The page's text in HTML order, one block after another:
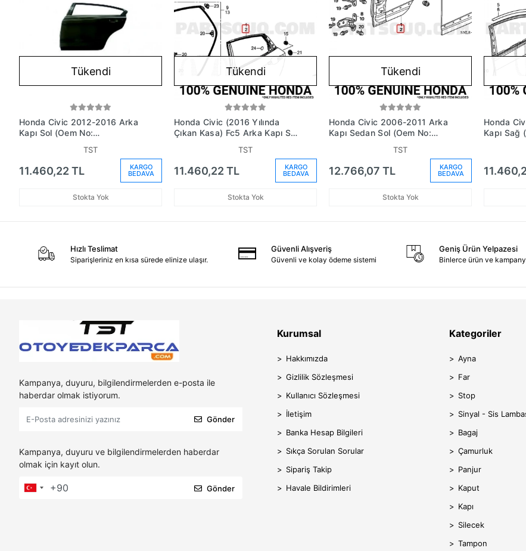
Tükendi
Honda Civic 2012-2016 Arka
Kapı Sol (Oem No:
TST
11.460,22 TL KARGO
BEDAVA
Stokta Yok
Tükendi
Honda Civic (2016 Yılında
Çıkan Kasa) Fc5 Arka Kapı Sol
TST
11.460,22 TL KARGO
BEDAVA
Stokta Yok
Tükendi
Honda Civic 2006-2011 Arka
Kapı Sedan Sol (Oem No:
TST
12.766,07 TL KARGO
BEDAVA
Stokta Yok
Honda
Kapı Sağ
Hızlı Teslimat
Siparişleriniz en kısa sürede elinize ulaşır.
Güvenli Alışveriş
Güvenli ve kolay ödeme sistemi
Geniş Ürün Yelpazesi
Binlerce ürün ve
Kampanya, duyuru, bilgilendirmelerden e-posta ile
haberdar olmak istiyorum.
Gönder
Kampanya, duyuru ve bilgilendirmelerden haberdar
olmak için kayıt olun.
Gönder
Kurumsal
Hakkımızda
Gizlilik Sözleşmesi
Kullanıcı Sözleşmesi
İletişim
Banka Hesap Bilgileri
Sıkça Sorulan Sorular
Sipariş Takip
Havale Bildirimleri
Kategoriler
Ayna
Far
Stop
Sinyal - Sis
Bagaj
Çamurluk
Panjur
Kaput
Kapı
Silecek
Tampon